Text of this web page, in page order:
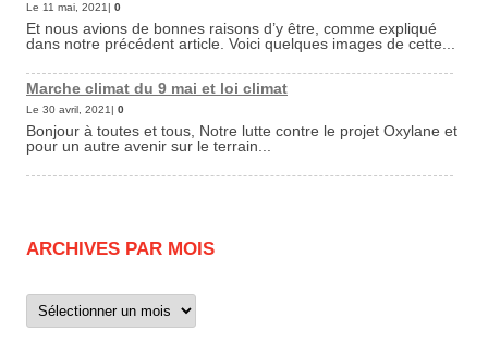
Le 11 mai, 2021| 0
Et nous avions de bonnes raisons d’y être, comme expliqué
dans notre précédent article. Voici quelques images de cette...
Marche climat du 9 mai et loi climat
Le 30 avril, 2021| 0
Bonjour à toutes et tous, Notre lutte contre le projet Oxylane et
pour un autre avenir sur le terrain...
ARCHIVES PAR MOIS
Archives
par